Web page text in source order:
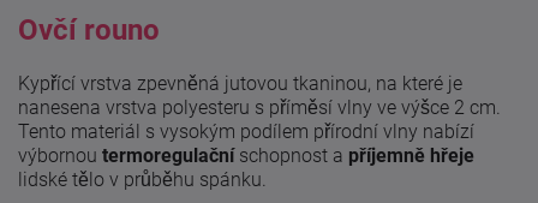
Ovčí rouno
Kypřící vrstva zpevněná jutovou tkaninou, na které je
nanesena vrstva polyesteru s příměsí vlny ve výšce 2 cm.
Tento materiál s vysokým podílem přírodní vlny nabízí
výbornou termoregulačníschopnost a příjemně hřeje
lidské tělo v průběhu spánku.